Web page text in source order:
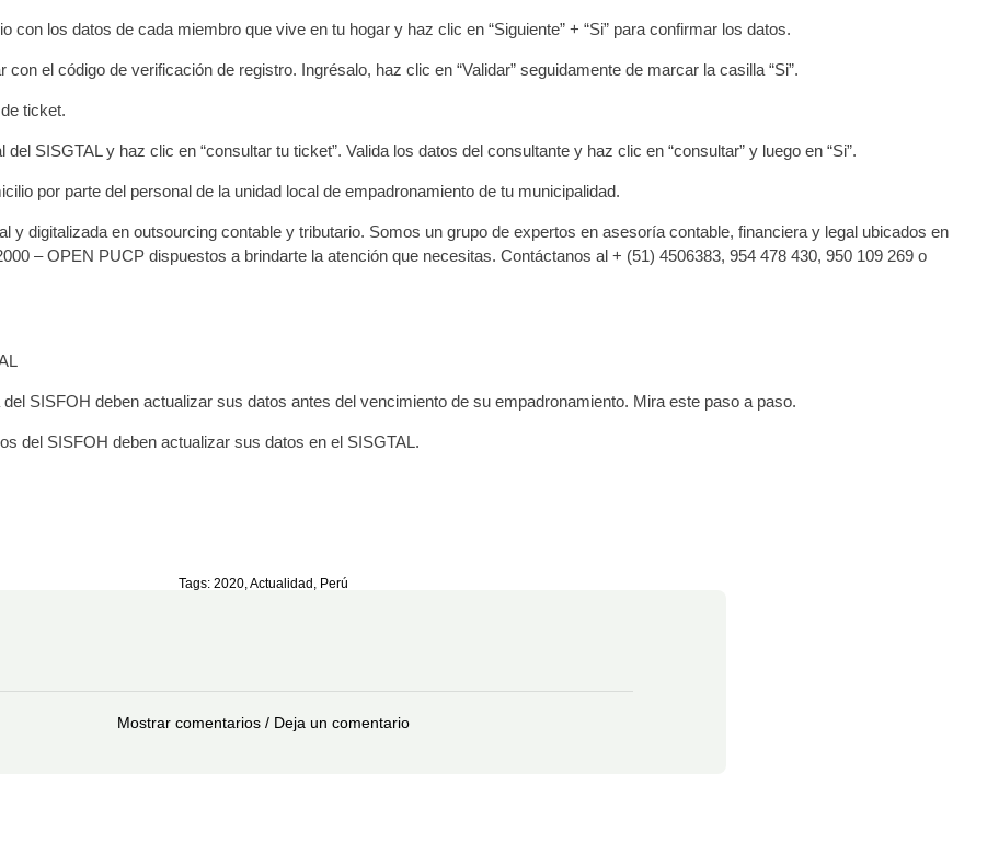
con los datos de cada miembro que vive en tu hogar y haz clic en “Siguiente” + “Si” para confirmar los datos.
el código de verificación de registro. Ingrésalo, haz clic en “Validar” seguidamente de marcar la casilla “Si”.
ticket.
SISGTAL y haz clic en “consultar tu ticket”. Valida los datos del consultante y haz clic en “consultar” y luego en “Si”.
por parte del personal de la unidad local de empadronamiento de tu municipalidad.
y digitalizada en outsourcing contable y tributario. Somos un grupo de expertos en asesoría contable, financiera y legal ubicados en
– OPEN PUCP dispuestos a brindarte la atención que necesitas. Contáctanos al + (51) 4506383, 954 478 430, 950 109 269 o
SISFOH deben actualizar sus datos antes del vencimiento de su empadronamiento. Mira este paso a paso.
del SISFOH deben actualizar sus datos en el SISGTAL.
Tags: 2020,Actualidad , Perú
Mostrar comentarios / Deja un comentario